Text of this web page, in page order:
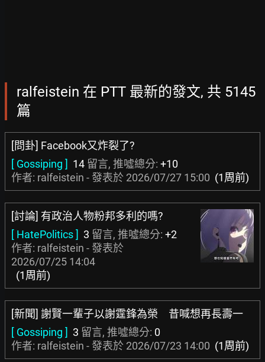
ralfeistein 在 PTT 最新的發文, 共 5145
篇
[問卦] Facebook又炸裂了?
[ Gossiping ] 14 留言, 推噓總分: +10
作者: ralfeistein - 發表於 2026/07/27 15:00 (1周前)
[討論] 有政治人物粉邦多利的嗎?
[ HatePolitics ] 3 留言, 推噓總分: +2
作者: ralfeistein - 發表於
2026/07/25 14:04
(1周前)
[新聞] 謝賢一輩子以謝霆鋒為榮 昔喊想再長壽一
[ Gossiping ] 3 留言, 推噓總分: 0
作者: ralfeistein - 發表於 2026/07/23 14:00 (1周前)